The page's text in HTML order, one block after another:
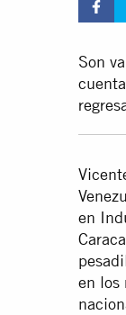
Son
en
en los